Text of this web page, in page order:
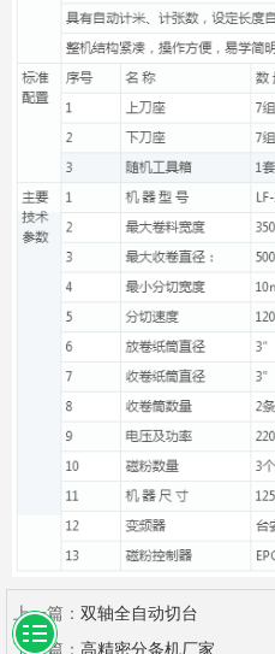
上一篇： 双轴全自动切台
下一篇： 高精密分条机厂家